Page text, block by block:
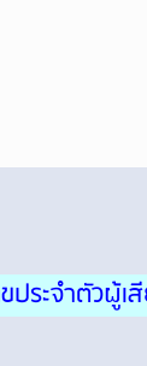
ะจำตัวผู้เ